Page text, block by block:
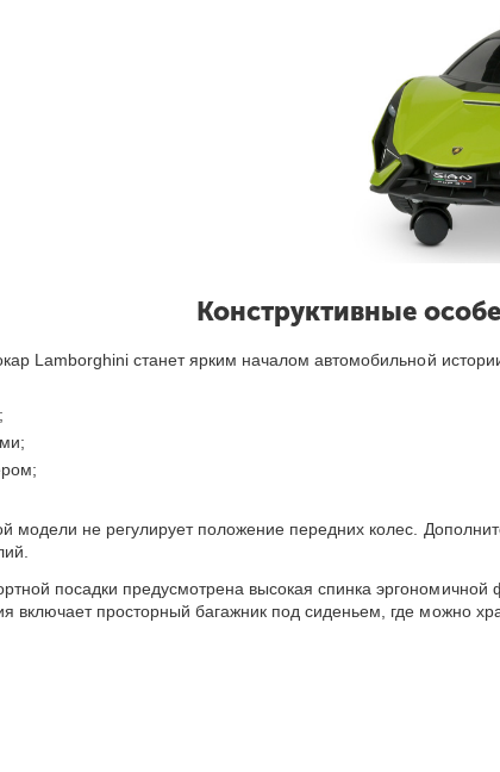
Конструктивные
Lamborghini станет ярким началом автомобильной
модели не регулирует положение передних колес.
посадки предусмотрена высокая спинка
включает просторный багажник под сиденьем, где можно